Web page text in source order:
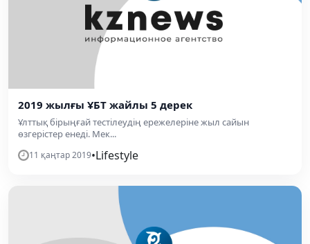
2019 жылғы ҰБТ жайлы 5 дерек
Ұлттық бірыңғай тестілеудің ережелеріне жыл сайын
өзгерістер енеді. Мек...
11 қаңтар 2019•Lifestyle